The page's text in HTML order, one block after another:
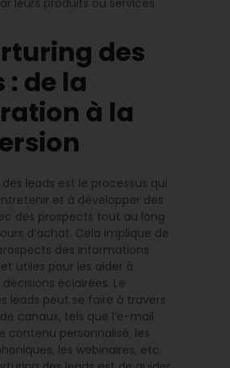
des
: de la
à la
leads est le processus qui
et à développer des
des prospects tout au long
d’achat. Cela implique de
des informations
utiles pour les aider à
éclairées. Le
leads peut se faire à travers
canaux, tels que l’e-mail
contenu personnalisé, les
les webinaires, etc.